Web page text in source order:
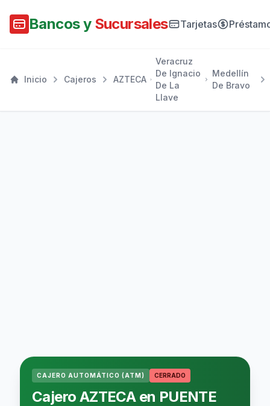
Bancos y Sucursales Tarjetas
Inicio Cajeros AZTECA
Veracruz
De Ignacio
De La
Llave
Medellín
De Bravo
CAJERO AUTOMÁTICO (ATM) CERRADO
Cajero AZTECA en PUENTE